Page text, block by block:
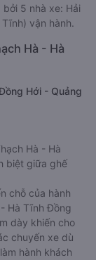
5 nhà xe: Hải
vận hành.
Hà - Hà
Hới - Quảng
Hà - Hà
biệt giữa ghế
chỗ của hành
Hà Tĩnh Đồng
dày khiến cho
chuyến xe dù
hành khách